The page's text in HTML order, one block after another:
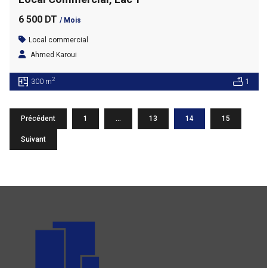
6 500 DT / Mois
Local commercial
Ahmed Karoui
300 m2 1
Précédent 1 … 13 14 15
Suivant